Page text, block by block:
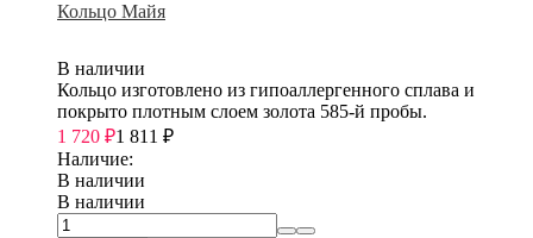
Кольцо Майя
В наличии
Кольцо изготовлено из гипоаллергенного сплава и
покрыто плотным слоем золота 585-й пробы.
1 720 ₽1 811 ₽
Наличие:
В наличии
В наличии